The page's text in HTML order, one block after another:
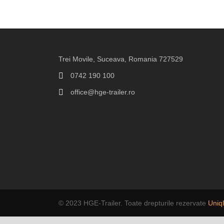
Trei Movile, Suceava, Romania 727529
0742 190 100
office@hge-trailer.ro
© 2023 HGE-Trailer. Toate drepturile rezervate